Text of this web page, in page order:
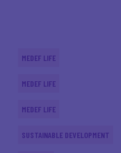
MEDEF LIFE
MEDEF LIFE
MEDEF LIFE
SUSTAINABLE DEVELOPMENT